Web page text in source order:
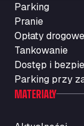
Parking
Pranie
Opłaty drogowe
Tankowanie
Dostęp i
Parking przy
MATERIAŁY